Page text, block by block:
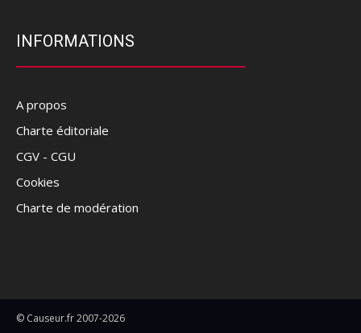
INFORMATIONS
A propos
Charte éditoriale
CGV - CGU
Cookies
Charte de modération
© Causeur.fr 2007-2026